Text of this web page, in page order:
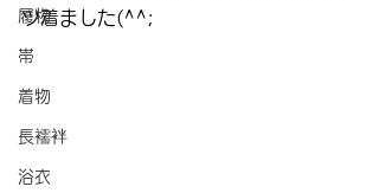
履物
帯
着物
長襦袢
浴衣
ツ着ました(^^;